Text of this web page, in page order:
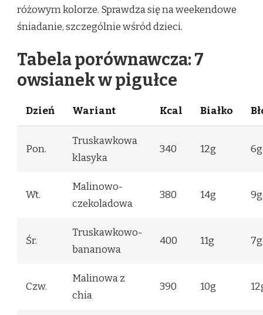
różowym kolorze. Sprawdza się na weekendowe
śniadanie, szczególnie wśród dzieci.
Tabela porównawcza: 7
owsianek w pigułce
Dzień Wariant Kcal Białko
Pon.
Truskawkowa
klasyka
340 12g 6g
Wt.
Malinowo-
czekoladowa
380 14g 9g
Śr.
Truskawkowo-
bananowa
400 11g 7g
Czw.
Malinowa z
chia
390 10g